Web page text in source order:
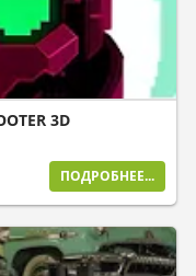
3D
ПОДРОБНЕЕ...